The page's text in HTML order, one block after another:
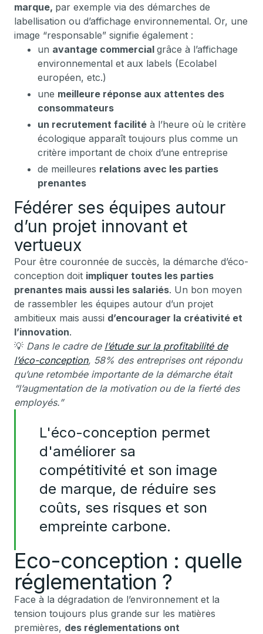
marque, par exemple via des démarches de
labellisation ou d’affichage environnemental. Or, une
image “responsable” signifie également :
un avantage commercial grâce à l’affichage
environnemental et aux labels (Ecolabel
européen, etc.)
une meilleure réponse aux attentes des
consommateurs
un recrutement facilité à l’heure où le critère
écologique apparaît toujours plus comme un
critère important de choix d’une entreprise
de meilleures relations avec les parties
prenantes
Fédérer ses équipes autour
d’un projet innovant et
vertueux
Pour être couronnée de succès, la démarche d’éco-
conception doit impliquer toutes les parties
prenantes mais aussi les salariés. Un bon moyen
de rassembler les équipes autour d’un projet
ambitieux mais aussi d’encourager la créativité et
l’innovation.
💡 Dans le cadre de l’étude sur la profitabilité de
l’éco-conception, 58% des entreprises ont répondu
qu’une retombée importante de la démarche était
“l’augmentation de la motivation ou de la fierté des
employés.”
L'éco-conception permet
d'améliorer sa
compétitivité et son image
de marque, de réduire ses
coûts, ses risques et son
empreinte carbone.
Eco-conception : quelle
réglementation ?
Face à la dégradation de l’environnement et la
tension toujours plus grande sur les matières
premières, des réglementations ont